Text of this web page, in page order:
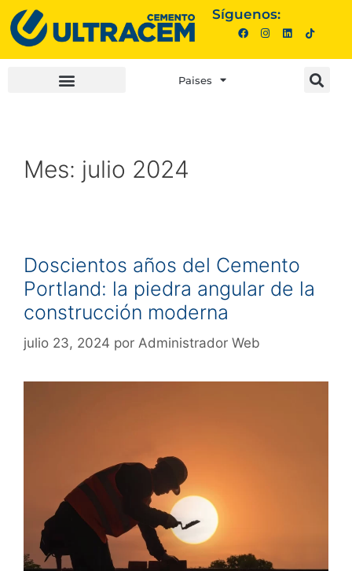
Síguenos:
Paises
Mes: julio 2024
Doscientos años del Cemento
Portland: la piedra angular de la
construcción moderna
julio 23, 2024 por Administrador Web